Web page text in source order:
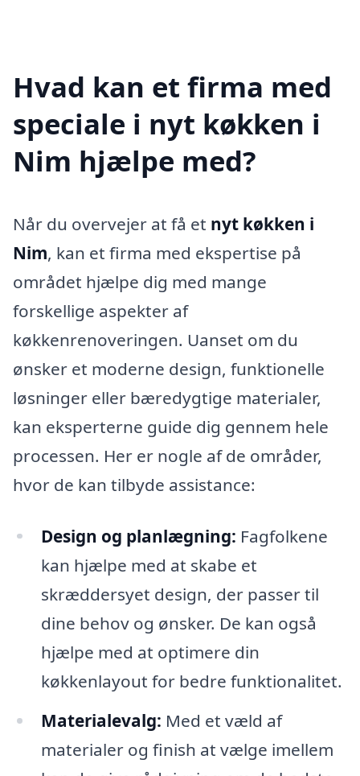
Hvad kan et firma med
speciale i nyt køkken i
Nim hjælpe med?
Når du overvejer at få et nyt køkken i
Nim, kan et firma med ekspertise på
området hjælpe dig med mange
forskellige aspekter af
køkkenrenoveringen. Uanset om du
ønsker et moderne design, funktionelle
løsninger eller bæredygtige materialer,
kan eksperterne guide dig gennem hele
processen. Her er nogle af de områder,
hvor de kan tilbyde assistance:
Design og planlægning: Fagfolkene
kan hjælpe med at skabe et
skræddersyet design, der passer til
dine behov og ønsker. De kan også
hjælpe med at optimere din
køkkenlayout for bedre funktionalitet.
Materialevalg: Med et væld af
materialer og finish at vælge imellem